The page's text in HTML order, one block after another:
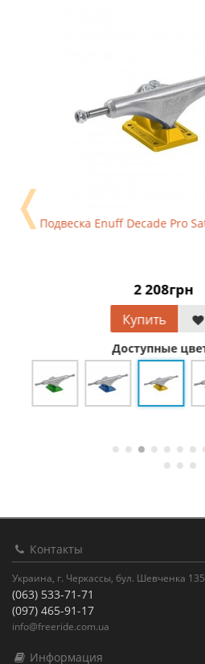
Подвеска Enuff Decade Pro
2 208грн
Купить
Доступные
❬
Контакты
Украина, г. Черкассы, бул. Шевченка 135
(063) 533-71-71
(097) 465-91-17
info@freeride.com.ua
Информация